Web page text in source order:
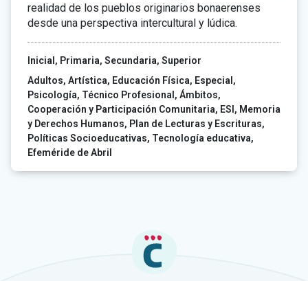
realidad de los pueblos originarios bonaerenses
desde una perspectiva intercultural y lúdica.
Inicial Primaria Secundaria Superior
Adultos Artística Educación Física
Especial
Psicología Técnico Profesional
Ámbitos
Cooperación y Participación Comunitaria
ESI
Memoria
y Derechos Humanos
Plan de Lecturas y Escrituras
Políticas Socioeducativas Tecnología educativa
Efeméride de Abril